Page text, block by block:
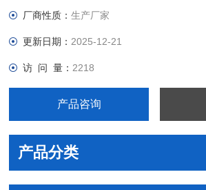
厂商性质：生产厂家
更新日期： 2025-12-21
访 问 量： 2218
产品咨询
产品分类